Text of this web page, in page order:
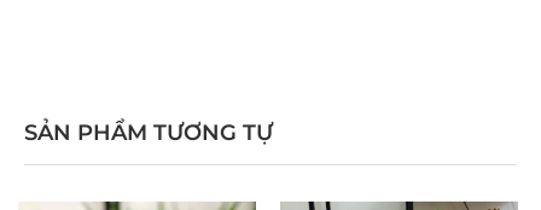
SẢN PHẨM TƯƠNG TỰ